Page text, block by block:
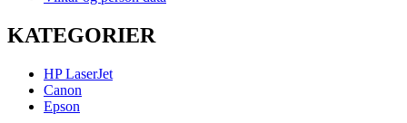
KATEGORIER
HP LaserJet
Canon
Epson